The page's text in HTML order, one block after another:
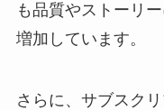
も品質やストーリ
増加しています。
さらに、サブスク